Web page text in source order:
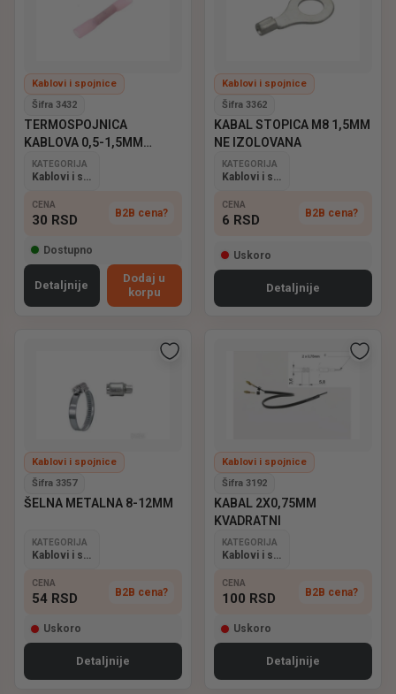
Kablovi i spojnice
Šifra 3432
TERMOSPOJNICA
KABLOVA 0,5-1,5MM
CRVENA MN
KATEGORIJA
CENA
30 RSD B2B cena?
Dostupno
Detaljnije
Dodaj u
korpu
Kablovi i spojnice
Šifra 3362
KABAL STOPICA M8 1,5MM
NE IZOLOVANA
KATEGORIJA
CENA
6 RSD B2B cena?
Uskoro
Detaljnije
Kablovi i spojnice
Šifra 3357
ŠELNA METALNA 8-12MM
KATEGORIJA
Kablovi i spojnice
CENA
54 RSD B2B cena?
Uskoro
Detaljnije
Kablovi i spojnice
Šifra 3192
KABAL 2X0,75MM
KVADRATNI
KATEGORIJA
Kablovi i spojnice
CENA
100 RSD B2B cena?
Uskoro
Detaljnije